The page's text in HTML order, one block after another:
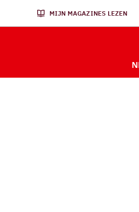
MIJN MAGAZINES LEZEN